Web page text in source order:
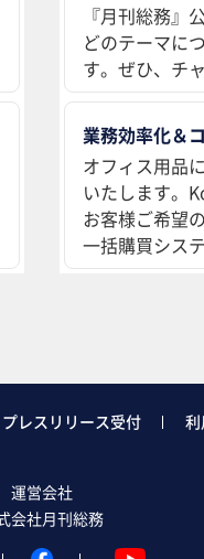
『月刊総務
どのテーマに
す。ぜひ、チ
業務効率化＆
オフィス用品
いたします。
お客様ご希望
一括購買シス
プレスリリース受付
運営会社
会社月刊総務